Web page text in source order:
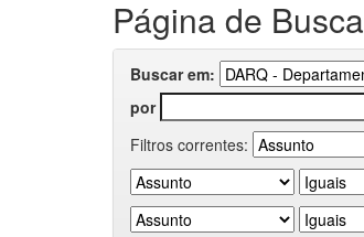
Página de Busca
Buscar em:
por
Filtros correntes: